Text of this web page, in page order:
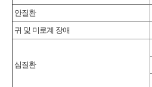
안질환
귀 및 미로계 장애
심질환